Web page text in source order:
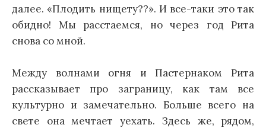
далее. «Плодить нищету??». И все-таки это так
обидно! Мы расстаемся, но через год Рита
снова со мной.
Между волнами огня и Пастернаком Рита
рассказывает про заграницу, как там все
культурно и замечательно. Больше всего на
свете она мечтает уехать. Здесь же, рядом,